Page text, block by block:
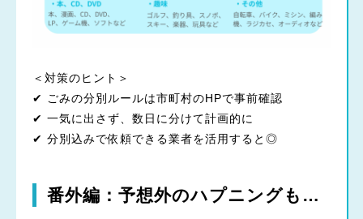
＜対策のヒント＞
✔ ごみの分別ルールは市町村のHPで事前確認
✔ 一気に出さず、数日に分けて計画的に
✔ 分別込みで依頼できる業者を活用すると◎
番外編：予想外のハプニングも…